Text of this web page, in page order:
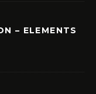
– ELEMENTS